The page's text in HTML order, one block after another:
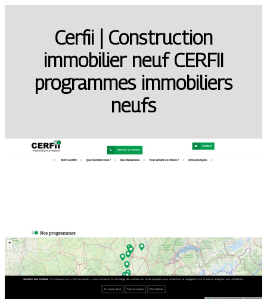
Cerfii | Construction
immobilier neuf CERFII
programmes immobiliers
neufs